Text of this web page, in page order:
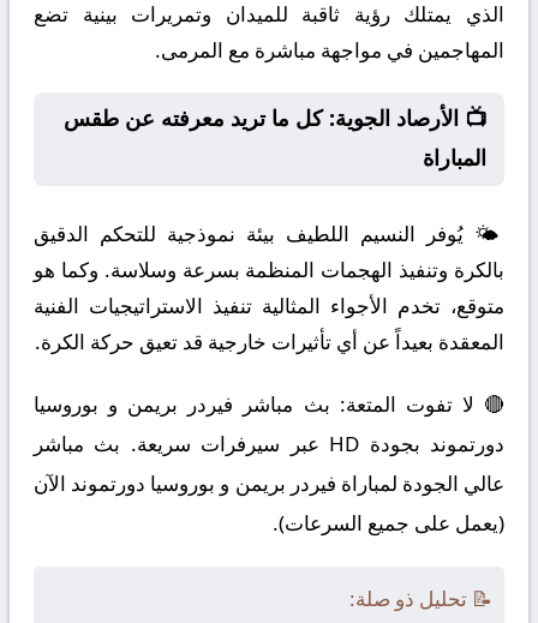
الذي يمتلك رؤية ثاقبة للميدان وتمريرات بينية تضع
المهاجمين في مواجهة مباشرة مع المرمى.
📺 الأرصاد الجوية: كل ما تريد معرفته عن طقس
المباراة
🌤️ يُوفر النسيم اللطيف بيئة نموذجية للتحكم الدقيق
بالكرة وتنفيذ الهجمات المنظمة بسرعة وسلاسة. وكما هو
متوقع، تخدم الأجواء المثالية تنفيذ الاستراتيجيات الفنية
المعقدة بعيداً عن أي تأثيرات خارجية قد تعيق حركة الكرة.
🔴 لا تفوت المتعة: بث مباشر فيردر بريمن و بوروسيا
دورتموند بجودة HD عبر سيرفرات سريعة. بث مباشر
عالي الجودة لمباراة فيردر بريمن و بوروسيا دورتموند الآن
(يعمل على جميع السرعات).
📝 تحليل ذو صلة: